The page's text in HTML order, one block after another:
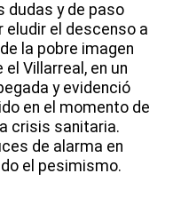
dudas y de paso
eludir el descenso a
la pobre imagen
Villarreal, en un
y evidenció
en el momento de
crisis sanitaria.
de alarma en
el pesimismo.